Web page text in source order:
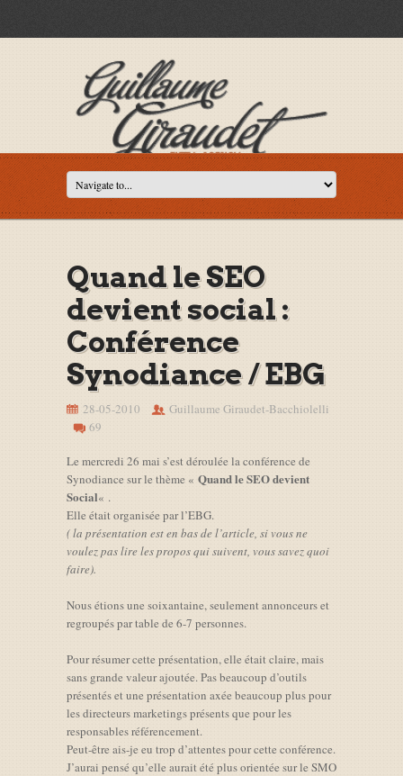
Quand le SEO
devient social :
Conférence
Synodiance / EBG
28-05-2010
Guillaume Giraudet-Bacchiolelli
69
Le mercredi 26 mai s’est déroulée la conférence de
Synodiance sur le thème « Quand le SEO devient
Social« .
Elle était organisée par l’EBG.
( la présentation est en bas de l’article, si vous ne
voulez pas lire les propos qui suivent, vous savez quoi
faire).
Nous étions une soixantaine, seulement annonceurs et
regroupés par table de 6-7 personnes.
Pour résumer cette présentation, elle était claire, mais
sans grande valeur ajoutée. Pas beaucoup d’outils
présentés et une présentation axée beaucoup plus pour
les directeurs marketings présents que pour les
responsables référencement.
Peut-être ais-je eu trop d’attentes pour cette conférence.
J’aurai pensé qu’elle aurait été plus orientée sur le SMO